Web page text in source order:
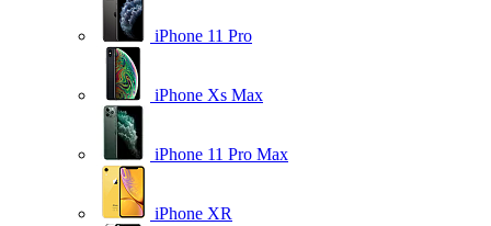
iPhone 11 Pro
iPhone Xs Max
iPhone 11 Pro Max
iPhone XR